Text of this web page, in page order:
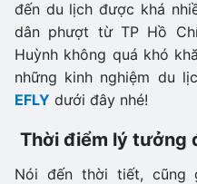
đến du lịch được khá
dân phượt từ TP Hồ
Huỳnh không quá khó
những kinh nghiệm du
EFLY dưới đây nhé!
Thời điểm lý tưởng
Nói đến thời tiết, cũng